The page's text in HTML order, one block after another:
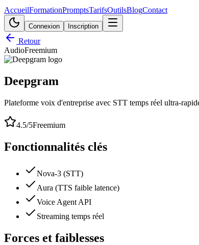
AccueilFormationPromptsTarifsOutilsBlogContact
Connexion Inscription
Retour
AudioFreemium
Deepgram
Plateforme voix d'entreprise avec STT temps réel ultra-
4.5/5Freemium
Fonctionnalités clés
Nova-3 (STT)
Aura (TTS faible latence)
Voice Agent API
Streaming temps réel
Forces et faiblesses